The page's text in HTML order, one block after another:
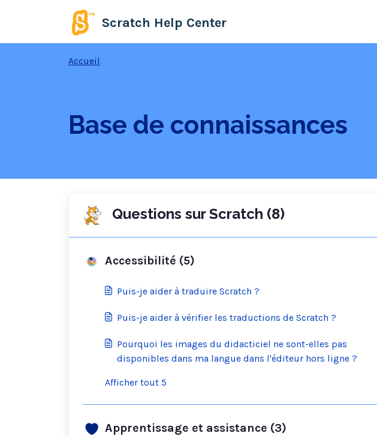
Scratch Help Center
Accueil
Base de connaissances
Questions sur Scratch (8)
Accessibilité (5)
Puis-je aider à traduire Scratch ?
Puis-je aider à vérifier les traductions de Scratch ?
Pourquoi les images du didacticiel ne sont-elles pas
disponibles dans ma langue dans l'éditeur hors ligne ?
Afficher tout 5
Apprentissage et assistance (3)